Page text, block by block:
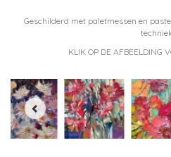
Geschilderd met paletmessen en
KLIK OP DE AFBEELDING